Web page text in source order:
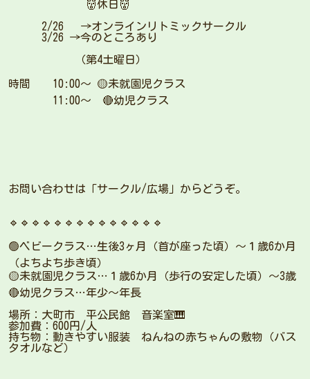
👹休日👹
2/26 →オンラインリトミックサークル
3/26 →今のところあり
（第4土曜日）
時間 10:00〜 🟡未就園児クラス
11:00〜 🔴幼児クラス
お問い合わせは「サークル/広場」からどうぞ。
🔹🔹🔹🔹🔹🔹🔹🔹🔹🔹🔹🔹🔹🔹
🟢ベビークラス…生後3ヶ月（首が座った頃）〜１歳6か月
（よちよち歩き頃）
🟡未就園児クラス…１歳6か月（歩行の安定した頃）〜3歳
🔴幼児クラス…年少〜年長
場所：大町市 平公民館 音楽室🎹
参加費：600円/人
持ち物：動きやすい服装 ねんねの赤ちゃんの敷物（バス
タオルなど）